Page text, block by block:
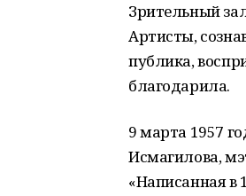
Зрительный
Артисты,
публика,
благодарила.
9 марта 1957
Исмагилова,
«Написанная в